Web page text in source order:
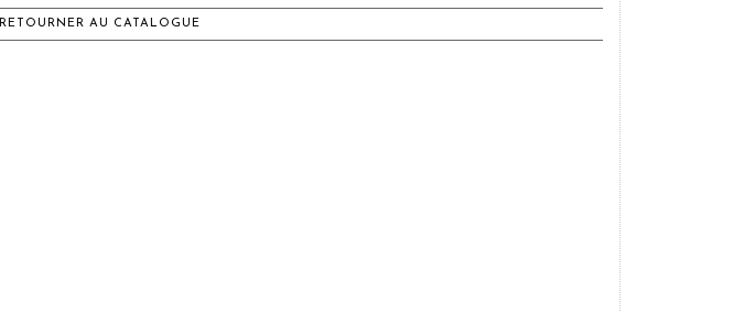
RETOURNER AU CATALOGUE